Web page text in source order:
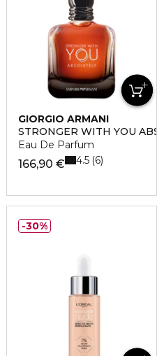
GIORGIO ARMANI
STRONGER WITH YOU
Eau De Parfum
166,90 € 4.5 6
30%